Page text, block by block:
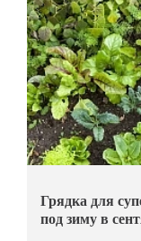
Грядка для
под зиму в